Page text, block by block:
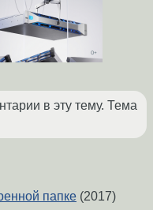
в эту тему. Тема
папке (2017)